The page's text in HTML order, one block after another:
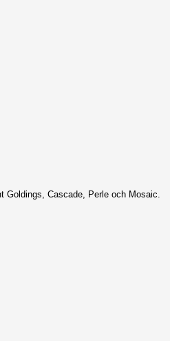
Goldings, Cascade, Perle och Mosaic.